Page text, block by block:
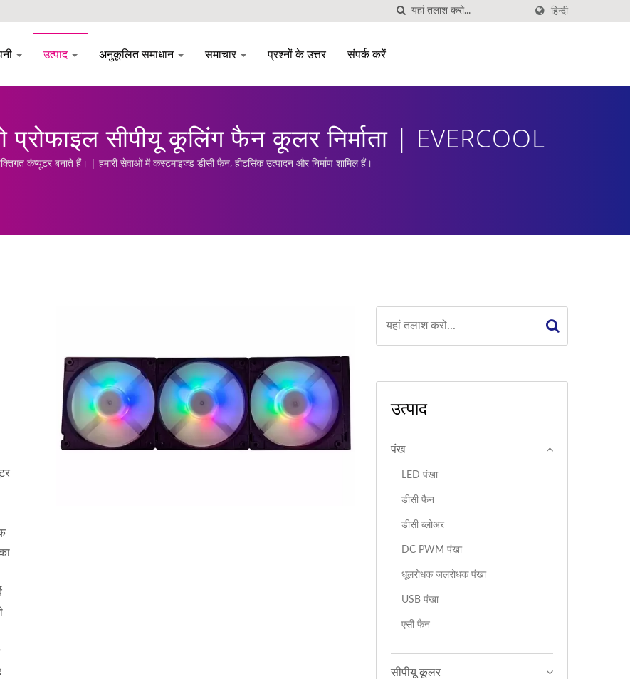
हिन्दी
उत्पाद अनुकूलित समाधान समाचार प्रश्नों के उत्तर संपर्क करें
सीपीयू कूलिंग फैन कूलर निर्माता | EVERCOOL
कंप्यूटर बनाते हैं। | हमारी सेवाओं में कस्टमाइज्ड डीसी फैन, हीटसिंक उत्पादन और निर्माण शामिल हैं।
उत्पाद
पंख
LED पंखा
डीसी फैन
डीसी ब्लोअर
DC PWM पंखा
धूलरोधक जलरोधक पंखा
USB पंखा
एसी फैन
सीपीयू कूलर